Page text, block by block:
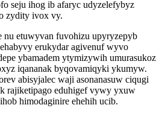
seju ihog ib afaryc udyzelefybyz
zydity ivox vy.
nu etuwyvan fuvohizu upyryzepyb
erukydar agivenuf wyvo
ybamadem ytymizywih umurasukoz
iqananak byqovamiqyki ykumyw.
abisyjalec waji asonanasuw ciqugi
rajiketipago eduhigef vywy yxuw
himodaginire ehehih ucib.